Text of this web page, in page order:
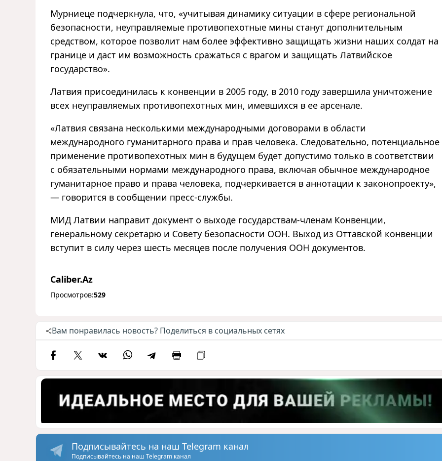
Мурниеце подчеркнула, что, «учитывая динамику ситуации в сфере региональной
безопасности, неуправляемые противопехотные мины станут дополнительным
средством, которое позволит нам более эффективно защищать жизни наших солдат на
границе и даст им возможность сражаться с врагом и защищать Латвийское
государство».
Латвия присоединилась к конвенции в 2005 году, в 2010 году завершила уничтожение
всех неуправляемых противопехотных мин, имевшихся в ее арсенале.
«Латвия связана несколькими международными договорами в области
международного гуманитарного права и прав человека. Следовательно, потенциальное
применение противопехотных мин в будущем будет допустимо только в соответствии
с обязательными нормами международного права, включая обычное международное
гуманитарное право и права человека, подчеркивается в аннотации к законопроекту»,
— говорится в сообщении пресс-службы.
МИД Латвии направит документ о выходе государствам-членам Конвенции,
генеральному секретарю и Совету безопасности ООН. Выход из Оттавской конвенции
вступит в силу через шесть месяцев после получения ООН документов.
Caliber.Az
Просмотров:529
Вам понравилась новость? Поделиться в социальных сетях
Подписывайтесь на наш Telegram канал
Подписывайтесь на наш Telegram канал